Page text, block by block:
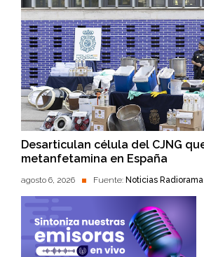
Desarticulan célula del CJNG
metanfetamina en España
agosto 6, 2026 Fuente: Noticias Radiorama